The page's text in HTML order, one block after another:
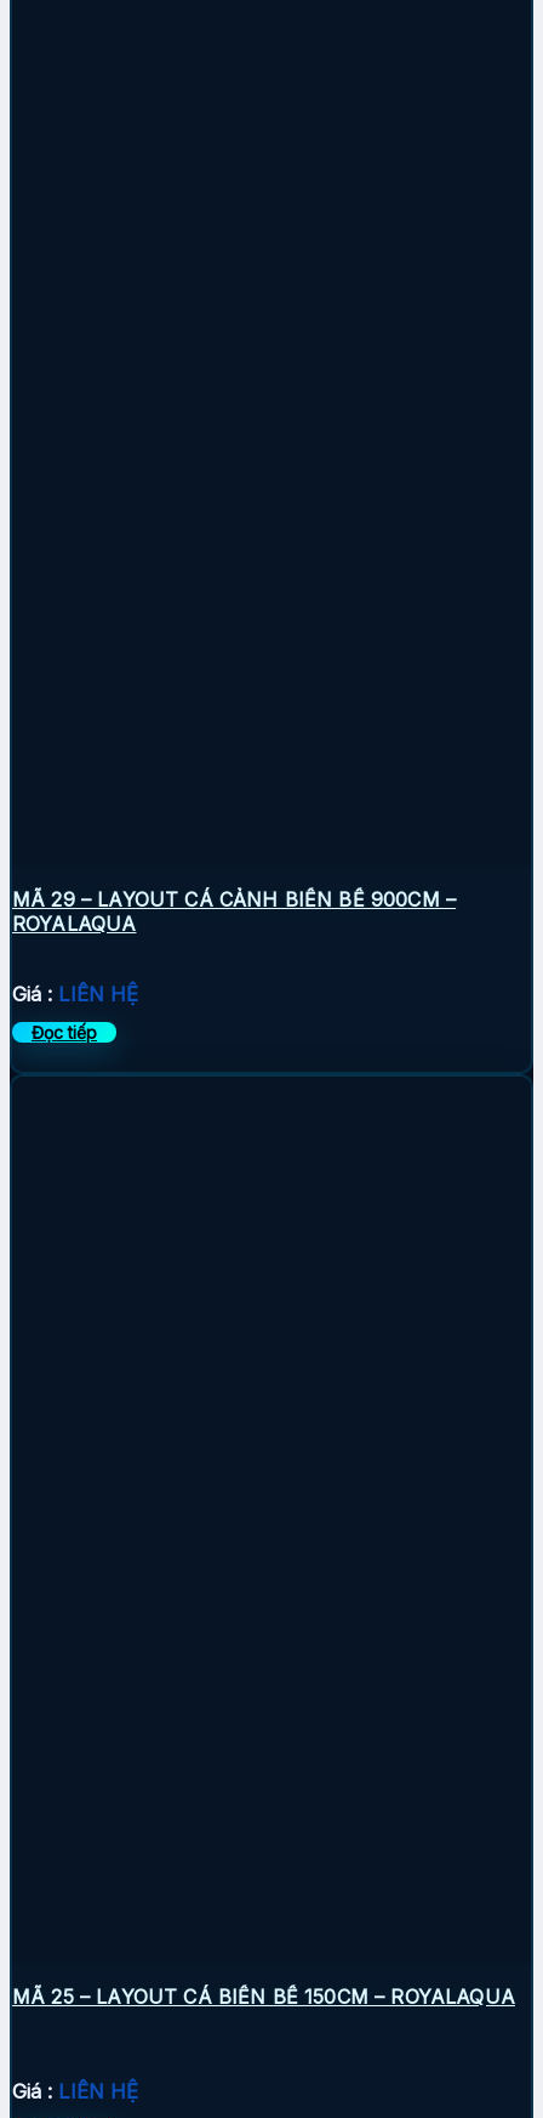
MÃ 29 – LAYOUT CÁ CẢNH BIỂN BỂ 900CM –
ROYALAQUA
Giá : LIÊN HỆ
Đọc tiếp
MÃ 25 – LAYOUT CÁ BIỂN BỂ 150CM – ROYALAQUA
Giá : LIÊN HỆ